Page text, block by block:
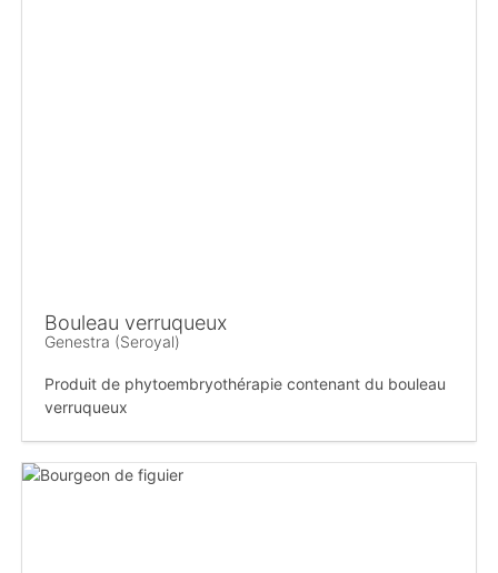
Bouleau verruqueux
Genestra (Seroyal)
Produit de phytoembryothérapie contenant du bouleau
verruqueux